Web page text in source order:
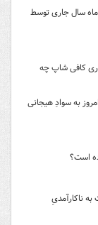
در تیر ماه سال جاری توسط
کافی شاپ چه
به سوادِ هیجانی
است؟
ناکارآمدیِ